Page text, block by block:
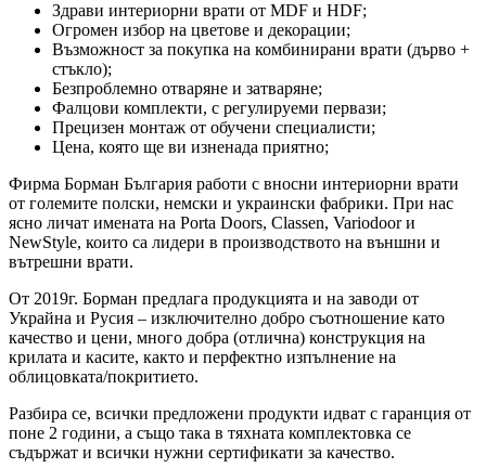
Здрави интериорни врати от MDF и HDF;
Огромен избор на цветове и декорации;
Възможност за покупка на комбинирани врати (дърво +
стъкло);
Безпроблемно отваряне и затваряне;
Фалцови комплекти, с регулируеми первази;
Прецизен монтаж от обучени специалисти;
Цена, която ще ви изненада приятно;
Фирма Борман България работи с вносни интериорни врати
от големите полски, немски и украински фабрики. При нас
ясно личат имената на Porta Doors, Classen, Variodoor и
NewStyle, които са лидери в производството на външни и
вътрешни врати.
От 2019г. Борман предлага продукцията и на заводи от
Украйна и Русия – изключително добро съотношение като
качество и цени, много добра (отлична) конструкция на
крилата и касите, както и перфектно изпълнение на
облицовката/покритието.
Разбира се, всички предложени продукти идват с гаранция от
поне 2 години, а също така в тяхната комплектовка се
съдържат и всички нужни сертификати за качество.